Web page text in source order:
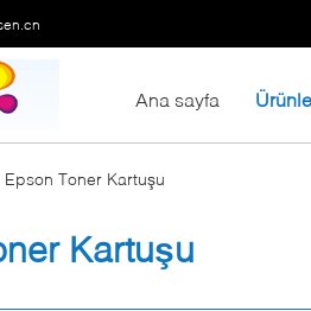
Ana sayfa
Epson Toner Kartuşu
Kartuşu